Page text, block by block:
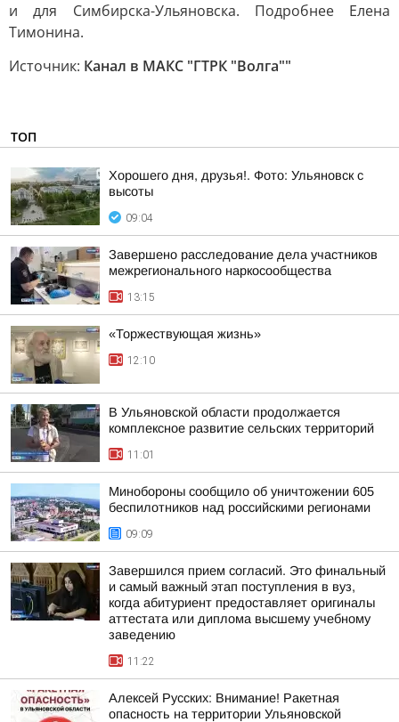
и для Симбирска-Ульяновска. Подробнее Елена
Тимонина.
Источник: Канал в МАКС "ГТРК "Волга""
ТОП
Хорошего дня, друзья!. Фото: Ульяновск с
высоты
09:04
Завершено расследование дела участников
межрегионального наркосообщества
13:15
«Торжествующая жизнь»
12:10
В Ульяновской области продолжается
комплексное развитие сельских территорий
11:01
Минобороны сообщило об уничтожении 605
беспилотников над российскими регионами
09:09
Завершился прием согласий. Это финальный
и самый важный этап поступления в вуз,
когда абитуриент предоставляет оригиналы
аттестата или диплома высшему учебному
заведению
11:22
Алексей Русских: Внимание! Ракетная
опасность на территории Ульяновской